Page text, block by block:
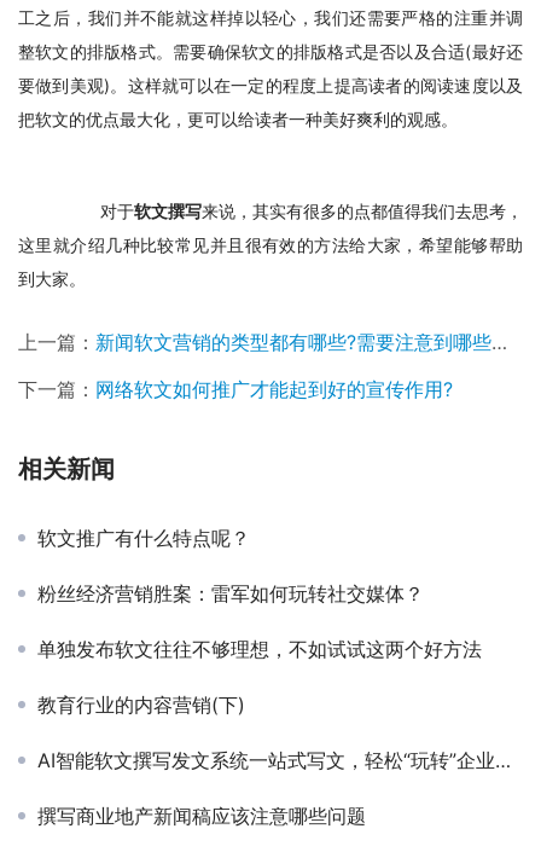
工之后，我们并不能就这样掉以轻心，我们还需要严格的注重并调
整软文的排版格式。需要确保软文的排版格式是否以及合适(最好还
要做到美观)。这样就可以在一定的程度上提高读者的阅读速度以及
把软文的优点最大化，更可以给读者一种美好爽利的观感。
对于软文撰写来说，其实有很多的点都值得我们去思考，
这里就介绍几种比较常见并且很有效的方法给大家，希望能够帮助
到大家。
上一篇： 新闻软文营销的类型都有哪些?需要注意到哪些问题?今天告诉你
下一篇： 网络软文如何推广才能起到好的宣传作用?
相关新闻
软文推广有什么特点呢？
粉丝经济营销胜案：雷军如何玩转社交媒体？
单独发布软文往往不够理想，不如试试这两个好方法
教育行业的内容营销(下)
AI智能软文撰写发文系统一站式写文，轻松“玩转”企业互联网运营
撰写商业地产新闻稿应该注意哪些问题